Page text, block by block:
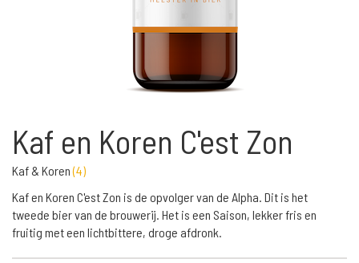
Kaf en Koren C'est Zon
Kaf & Koren(4)
Kaf en Koren C'est Zon is de opvolger van de Alpha. Dit is het
tweede bier van de brouwerij. Het is een Saison, lekker fris en
fruitig met een lichtbittere, droge afdronk.